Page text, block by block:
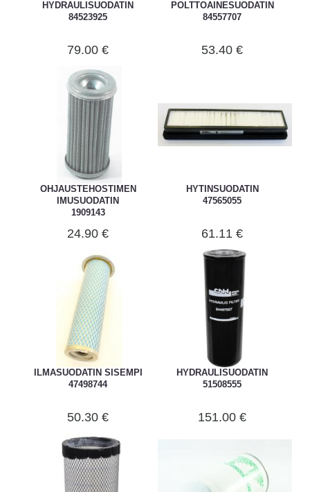
HYDRAULISUODATIN
84523925
79.00 €
POLTTOAINESUODATIN
84557707
53.40 €
OHJAUSTEHOSTIMEN
IMUSUODATIN
1909143
24.90 €
HYTINSUODATIN
47565055
61.11 €
ILMASUODATIN SISEMPI
47498744
50.30 €
HYDRAULISUODATIN
51508555
151.00 €